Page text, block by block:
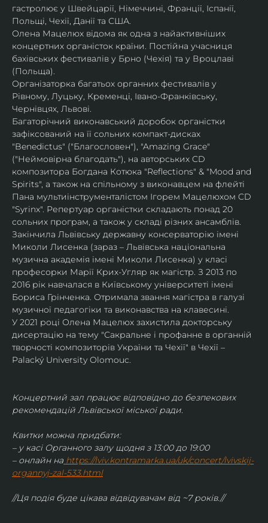
гастролює у Швейцарії, Німеччині, Франції, Іспанії,
Польщі, Чехії, Данії та США.
Олена Мацелюх відома як одна з найактивніших
концертних органісток країни. Постійна учасниця
бахівських фестивалів у Брно (Чехія) та у Вроцлаві
(Польща).
Організаторка багатьох органних фестивалів у
Рівному, Луцьку, Кременці, Івано-Франківську,
Чернівцях, Львові.
Багаторічний виконавський доробок органістки
зафіксований на її сольних компакт-дисках
"Benedictus" ("Благословен"), "Amazing Grace"
("Неймовірна благодать"), на авторських CD
композитора Богдана Котюка "Reflections" & "Mood and
Spirits", а також на спільному з виконавцем на флейті
Пана мультиінструменталістом Ігорем Мацелюхом CD
"Syrinx". Репертуар органістки складають понад 20
сольних програм, а також у складі різних ансамблів.
Закінчила Львівську державну консерваторію імені
Миколи Лисенка (зараз – Львівська національна
музична академія імені Миколи Лисенка) у класі
професорки Марії Крих-Угляр як магістр. З 2013 по
2016 рік навчалася в Київському університеті імені
Бориса Грінченка. Отримала звання магістра в галузі
музичної педагогіки та виконавства на клавесині.
У 2021 році Олена Мацелюх захистила докторську
дисертацію на тему "Сакральне і профанне в органній
творчості композиторів України та Чехії" в Чехії –
Palacký University Olomouc.
Концертний зал працює відповідно до безпекових
рекомендацій Львівської міської ради.
Квитки можна придбати:
– у касі Органного залу щодня з 13:00 до 19:00
– онлайн на https://lviv.kontramarka.ua/uk/concert/lvivskij-
organnyj-zal-533.html
//Ця подія буде цікава відвідувачам від ~7 років.//